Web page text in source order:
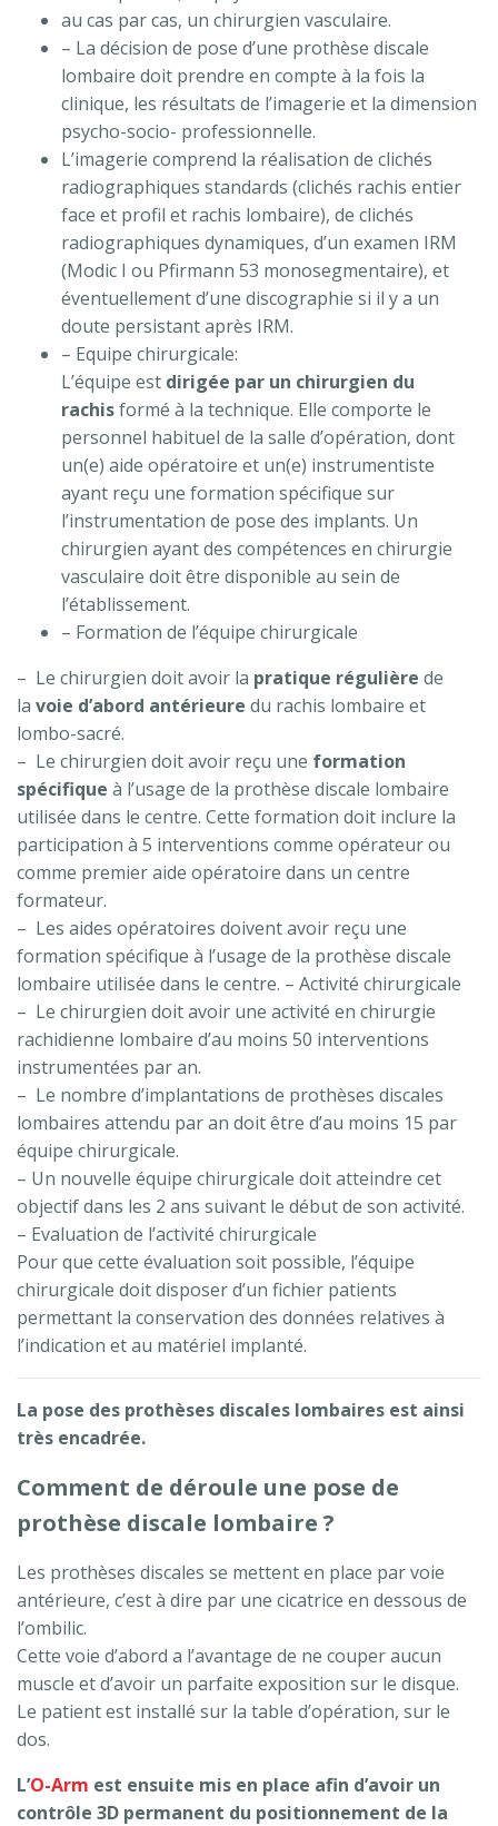
au cas par cas, un chirurgien vasculaire.
– La décision de pose d’une prothèse discale
lombaire doit prendre en compte à la fois la
clinique, les résultats de l’imagerie et la dimension
psycho-socio- professionnelle.
L’imagerie comprend la réalisation de clichés
radiographiques standards (clichés rachis entier
face et profil et rachis lombaire), de clichés
radiographiques dynamiques, d’un examen IRM
(Modic I ou Pfirmann 53 monosegmentaire), et
éventuellement d’une discographie si il y a un
doute persistant après IRM.
– Equipe chirurgicale:
L’équipe est dirigée par un chirurgien du
rachisformé à la technique. Elle comporte le
personnel habituel de la salle d’opération, dont
un(e) aide opératoire et un(e) instrumentiste
ayant reçu une formation spécifique sur
l’instrumentation de pose des implants. Un
chirurgien ayant des compétences en chirurgie
vasculaire doit être disponible au sein de
l’établissement.
– Formation de l’équipe chirurgicale
– Le chirurgien doit avoir la pratique régulière de
la voie d’abord antérieure du rachis lombaire et
lombo-sacré.
– Le chirurgien doit avoir reçu une formation
spécifique à l’usage de la prothèse discale lombaire
utilisée dans le centre. Cette formation doit inclure la
participation à 5 interventions comme opérateur ou
comme premier aide opératoire dans un centre
formateur.
– Les aides opératoires doivent avoir reçu une
formation spécifique à l’usage de la prothèse discale
lombaire utilisée dans le centre. – Activité chirurgicale
– Le chirurgien doit avoir une activité en chirurgie
rachidienne lombaire d’au moins 50 interventions
instrumentées par an.
– Le nombre d’implantations de prothèses discales
lombaires attendu par an doit être d’au moins 15 par
équipe chirurgicale.
– Un nouvelle équipe chirurgicale doit atteindre cet
objectif dans les 2 ans suivant le début de son activité.
– Evaluation de l’activité chirurgicale
Pour que cette évaluation soit possible, l’équipe
chirurgicale doit disposer d’un fichier patients
permettant la conservation des données relatives à
l’indication et au matériel implanté.
La pose des prothèses discales lombaires est ainsi
très encadrée.
Comment de déroule une pose de
prothèse discale lombaire ?
Les prothèses discales se mettent en place par voie
antérieure, c’est à dire par une cicatrice en dessous de
l’ombilic.
Cette voie d’abord a l’avantage de ne couper aucun
muscle et d’avoir un parfaite exposition sur le disque.
Le patient est installé sur la table d’opération, sur le
dos.
L’O-Arm est ensuite mis en place afin d’avoir un
contrôle 3D permanent du positionnement de la